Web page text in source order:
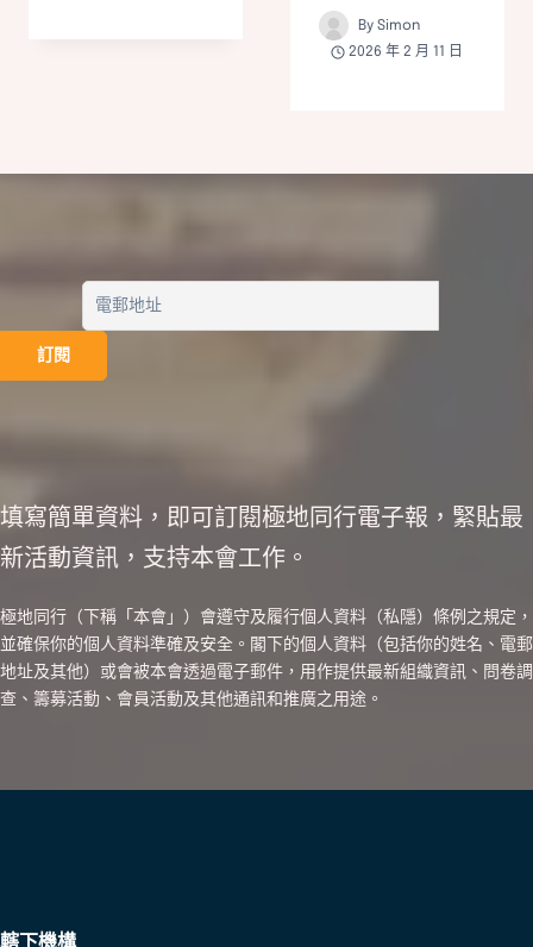
By Simon
2026 年 2 月 11 日
填寫簡單資料，即可訂閱極地同行電子報，緊貼最
新活動資訊，支持本會工作。
極地同行（下稱「本會」）會遵守及履行個人資料（私隱）條例之規定，
並確保你的個人資料準確及安全。閣下的個人資料（包括你的姓名、電郵
地址及其他）或會被本會透過電子郵件，用作提供最新組織資訊、問卷調
查、籌募活動、會員活動及其他通訊和推廣之用途。
轄下機構